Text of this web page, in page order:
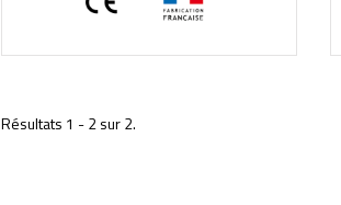
Résultats 1 - 2 sur 2.